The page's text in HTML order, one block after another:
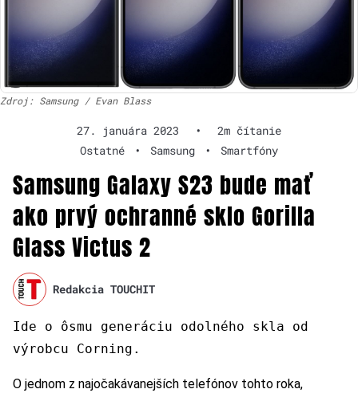
Zdroj: Samsung / Evan Blass
27. januára 2023 •
2m čítanie
Ostatné
• Samsung • Smartfóny
Samsung Galaxy S23 bude mať
ako prvý ochranné sklo Gorilla
Glass Victus 2
Redakcia TOUCHIT
Ide o ôsmu generáciu odolného skla od
výrobcu Corning.
O jednom z najočakávanejších telefónov tohto roka,